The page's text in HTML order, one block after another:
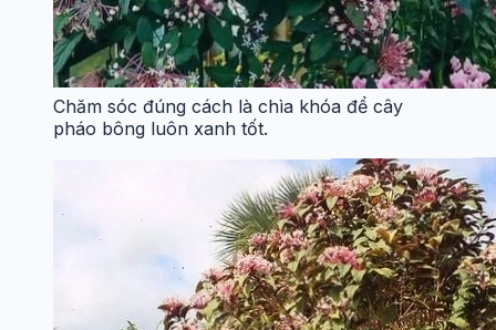
Chăm sóc đúng cách là chìa khóa để cây
pháo bông luôn xanh tốt.